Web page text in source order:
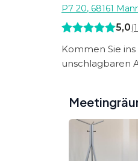
P7 20, 68161
5,0(1
Kommen Sie
unschlagbaren